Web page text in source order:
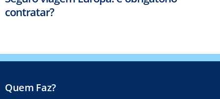
contratar?
Quem Faz?